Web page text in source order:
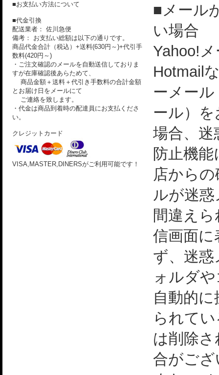
■お支払い方法について
■代金引換
配送業者： 佐川急便
備考： お支払い総額は以下の通りです。
商品代金合計（税込）+送料(630円～)+代引手
数料(420円～)
・ご注文確認のメールを自動送信しておりま
すが在庫確認後あらためて、
商品金額＋送料＋代引き手数料の合計金額
とお届け日をメールにて
ご連絡を致します。
・代金は商品到着時の配達員にお支払くださ
い。
クレジットカード
VISA,MASTER,DINERSがご利用可能です！
■メール
い場合
Yahoo!
Hotmail
ーメー
ール）
場合、迷
防止機
店から
ルが迷
間違え
信画面に
ず、迷
ォルダ
自動的
られて
は削除
合がご